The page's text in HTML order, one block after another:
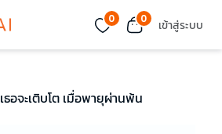
0 0 เข้าสู่ระบบ
เธอจะเติบโต เมื่อพายุผ่านพ้น